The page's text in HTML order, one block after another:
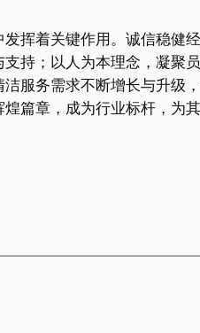
挥着关键作用。诚信稳健
持；以人为本理念，凝聚
服务需求不断增长与升级
篇章，成为行业标杆，为其